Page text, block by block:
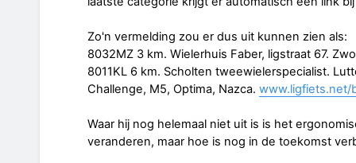
Zo'n vermelding zou er dus uit kunnen zien als:
8032MZ 3 km. Wielerhuis Faber, ligstraat 67.
8011KL 6 km. Scholten tweewielerspecialist.
Challenge, M5, Optima, Nazca. www.ligfiets.net/
Waar hij nog helemaal niet uit is is het
veranderen, maar hoe is nog in de toekomst